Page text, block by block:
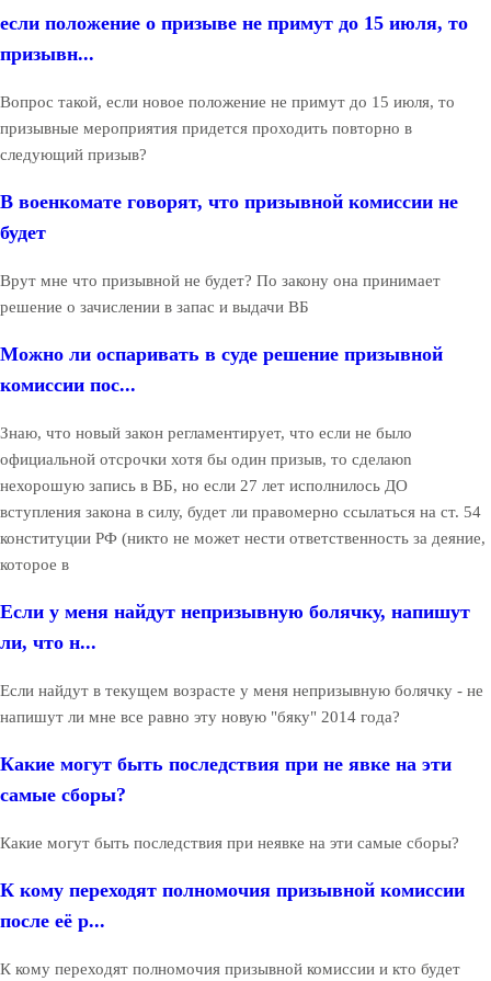
если положение о призыве не примут до 15 июля, то
призывн...
Вопрос такой, если новое положение не примут до 15 июля, то
призывные мероприятия придется проходить повторно в
следующий призыв?
В военкомате говорят, что призывной комиссии не
будет
Врут мне что призывной не будет? По закону она принимает
решение о зачислении в запас и выдачи ВБ
Можно ли оспаривать в суде решение призывной
комиссии пос...
Знаю, что новый закон регламентирует, что если не было
официальной отсрочки хотя бы один призыв, то сделаюn
нехорошую запись в ВБ, но если 27 лет исполнилось ДО
вступления закона в силу, будет ли правомерно ссылаться на ст. 54
конституции РФ (никто не может нести ответственность за деяние,
которое в
Если у меня найдут непризывную болячку, напишут
ли, что н...
Если найдут в текущем возрасте у меня непризывную болячку - не
напишут ли мне все равно эту новую "бяку" 2014 года?
Какие могут быть последствия при не явке на эти
самые сборы?
Какие могут быть последствия при неявке на эти самые сборы?
К кому переходят полномочия призывной комиссии
после её р...
К кому переходят полномочия призывной комиссии и кто будет